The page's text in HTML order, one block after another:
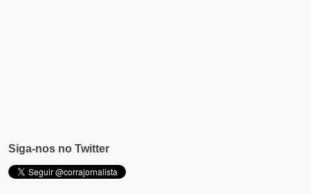
Siga-nos no Twitter